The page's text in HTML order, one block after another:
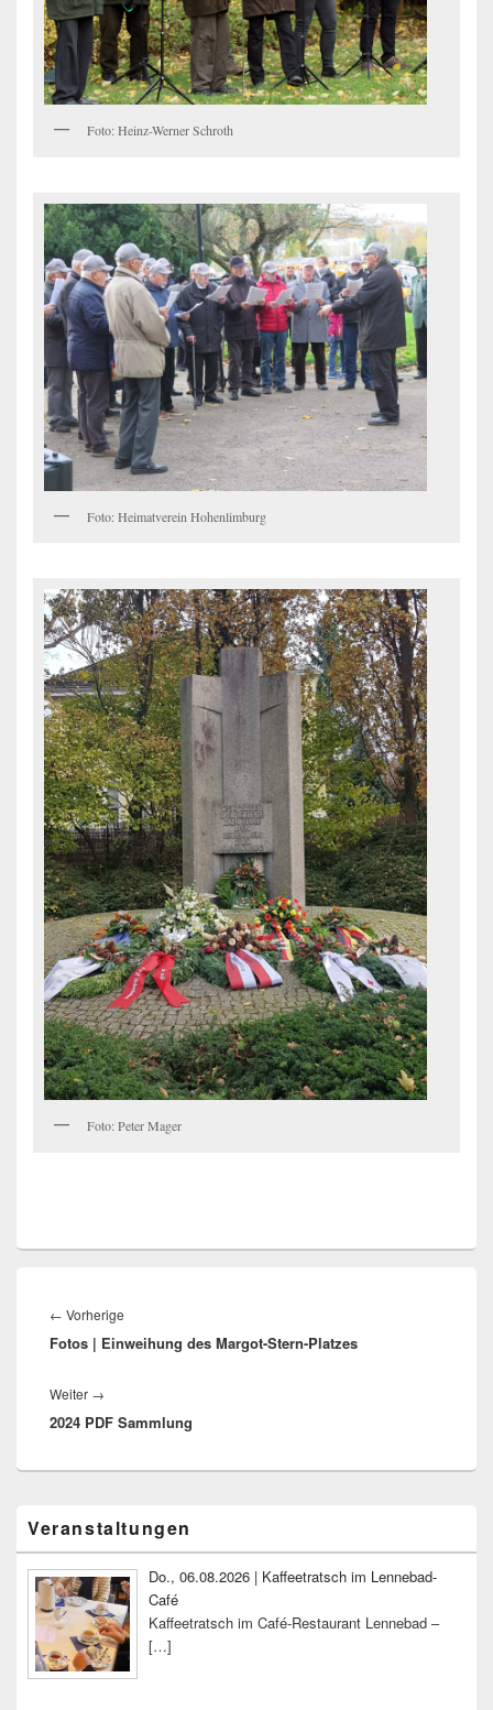
Foto: Heinz-Werner Schroth
Foto: Heimatverein Hohenlimburg
Foto: Peter Mager
← Vorherige
Beitrag:
Fotos | Einweihung des Margot-Stern-Platzes
Weiter →
Beitrag:
2024 PDF Sammlung
Seitenleisten-
Widgetbereich
Veranstaltungen
Do., 06.08.2026 | Kaffeetratsch im Lennebad-
Café
Kaffeetratsch im Café-Restaurant Lennebad –
[…]